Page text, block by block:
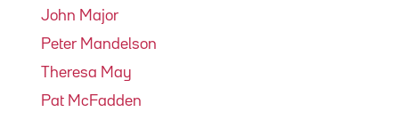
John Major
Peter Mandelson
Theresa May
Pat McFadden